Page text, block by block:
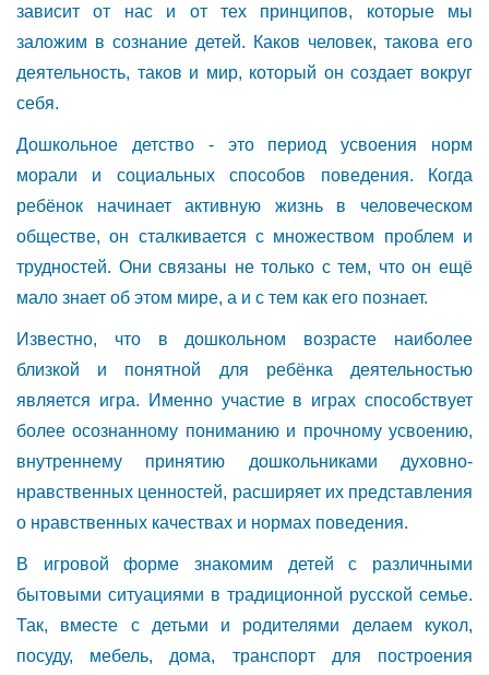
зависит от нас и от тех принципов, которые мы
заложим в сознание детей. Каков человек, такова его
деятельность, таков и мир, который он создает вокруг
себя.
Дошкольное детство - это период усвоения норм
морали и социальных способов поведения. Когда
ребёнок начинает активную жизнь в человеческом
обществе, он сталкивается с множеством проблем и
трудностей. Они связаны не только с тем, что он ещё
мало знает об этом мире, а и с тем как его познает.
Известно, что в дошкольном возрасте наиболее
близкой и понятной для ребёнка деятельностью
является игра. Именно участие в играх способствует
более осознанному пониманию и прочному усвоению,
внутреннему принятию дошкольниками духовно-
нравственных ценностей, расширяет их представления
о нравственных качествах и нормах поведения.
В игровой форме знакомим детей с различными
бытовыми ситуациями в традиционной русской семье.
Так, вместе с детьми и родителями делаем кукол,
посуду, мебель, дома, транспорт для построения